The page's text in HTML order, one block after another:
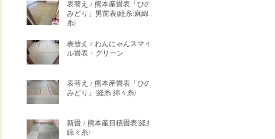
表替え / 熊本産畳表「ひの
みどり」男前表(経糸:麻綿
糸)
表替え / わんにゃんスマイ
ル畳表・グリーン
表替え / 熊本産畳表「ひの
みどり」(経糸:綿々糸)
新畳 / 熊本産目積畳表(経糸:
綿々糸)